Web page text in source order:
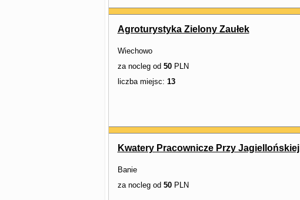
Agroturystyka Zielony Zaułek
Wiechowo
za nocleg od 50PLN
liczba miejsc: 13
Kwatery Pracownicze Przy Jagiellońskiej
Banie
za nocleg od 50PLN